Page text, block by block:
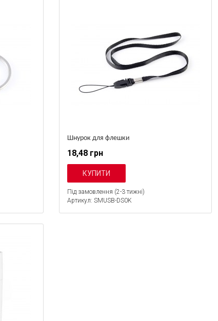
Шнурок для флешки
18,48 грн
Під замовлення (2-3 тижні)
Артикул: SMUSB-DS0K